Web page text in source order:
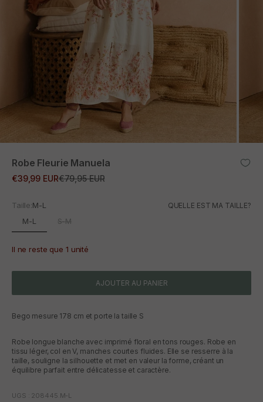
Robe Fleurie Manuela
Prix promotionnel
€39,99 EURPrix normal
€79,95 EUR
Taille:M-L QUELLE EST MA TAILLE?
M-L S-M
Il ne reste que 1 unité
AJOUTER AU PANIER
Bego mesure 178 cm et porte la taille S
Robe longue blanche avec imprimé floral en tons rouges. Robe en
tissu léger, col en V, manches courtes fluides. Elle se resserre à la
taille, souligne la silhouette et met en valeur la forme, créant un
équilibre parfait entre délicatesse et caractère.
UGS : 208445.M-L